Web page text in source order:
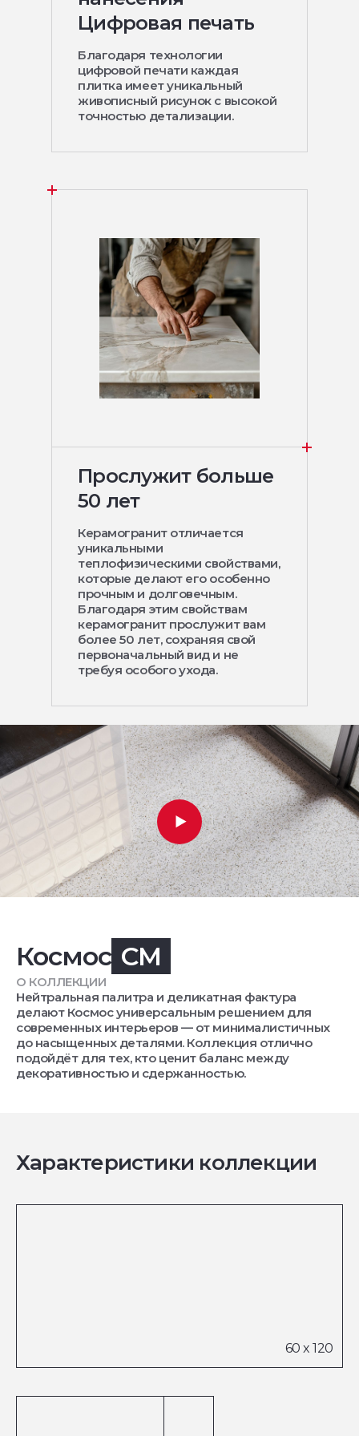
Цифровая печать
Благодаря технологии
цифровой печати каждая
плитка имеет уникальный
живописный рисунок с высокой
точностью детализации.
Прослужит больше
50 лет
Керамогранит отличается
уникальными
теплофизическими свойствами,
которые делают его особенно
прочным и долговечным.
Благодаря этим свойствам
керамогранит прослужит вам
более 50 лет, сохраняя свой
первоначальный вид и не
требуя особого ухода.
Космос CM
О КОЛЛЕКЦИИ
Нейтральная палитра и деликатная фактура
делают Космос универсальным решением для
современных интерьеров — от минималистичных
до насыщенных деталями. Коллекция отлично
подойдёт для тех, кто ценит баланс между
декоративностью и сдержанностью.
Характеристики коллекции